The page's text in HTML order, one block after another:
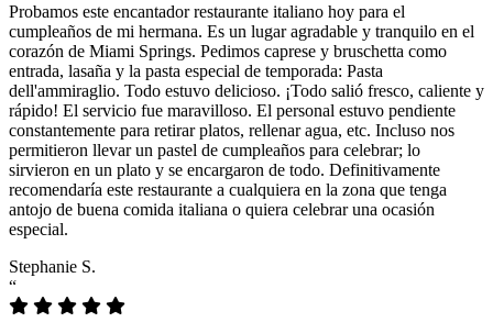
Probamos este encantador restaurante italiano hoy para el
cumpleaños de mi hermana. Es un lugar agradable y tranquilo en el
corazón de Miami Springs. Pedimos caprese y bruschetta como
entrada, lasaña y la pasta especial de temporada: Pasta
dell'ammiraglio. Todo estuvo delicioso. ¡Todo salió fresco, caliente y
rápido! El servicio fue maravilloso. El personal estuvo pendiente
constantemente para retirar platos, rellenar agua, etc. Incluso nos
permitieron llevar un pastel de cumpleaños para celebrar; lo
sirvieron en un plato y se encargaron de todo. Definitivamente
recomendaría este restaurante a cualquiera en la zona que tenga
antojo de buena comida italiana o quiera celebrar una ocasión
especial.
Stephanie S.
“